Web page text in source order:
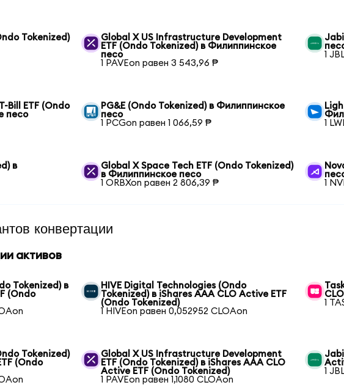
Tokenized)
Global X US Infrastructure Development
ETF (Ondo Tokenized) в Филиппинское
песо
1 PAVEon равен 3 543,96 ₱
1
Bill ETF (Ondo
песо
PG&E (Ondo Tokenized) в Филиппинское
песо
1 PCGon равен 1 066,59 ₱
1
в
Global X Space Tech ETF (Ondo Tokenized)
в Филиппинское песо
1 ORBXon равен 2 806,39 ₱
1
конвертации
активов
Tokenized) в
(Ondo
HIVE Digital Technologies (Ondo
Tokenized) в iShares AAA CLO Active ETF
(Ondo Tokenized)
1 HIVEon равен 0,052952 CLOAon
1
Tokenized)
(Ondo
Global X US Infrastructure Development
ETF (Ondo Tokenized) в iShares AAA CLO
Active ETF (Ondo Tokenized)
1 PAVEon равен 1,1080 CLOAon
1